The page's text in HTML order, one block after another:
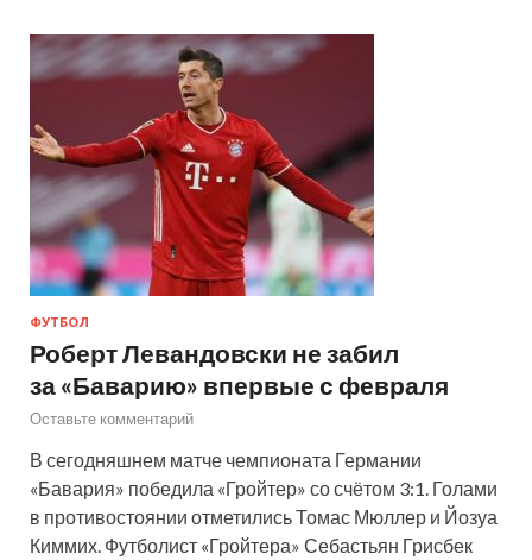
ФУТБОЛ
Роберт Левандовски не забил
за «Баварию» впервые с февраля
Оставьте комментарий
В сегодняшнем матче чемпионата Германии
«Бавария» победила «Гройтер» со счётом 3:1. Голами
в противостоянии отметились Томас Мюллер и Йозуа
Киммих. Футболист «Гройтера» Себастьян Грисбек